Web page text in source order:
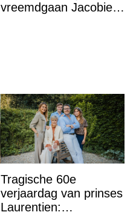
vreemdgaan Jacobien
Tragische 60e
verjaardag van prinses
Laurentien: